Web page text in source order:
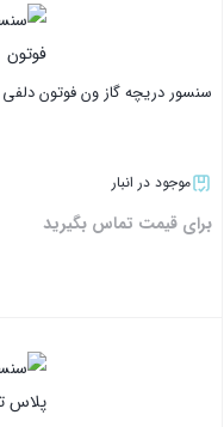
سنسور دریچه گاز ون فوتون دلفی
موجود در انبار
برای قیمت تماس بگیرید